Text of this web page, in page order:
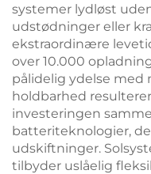
systemer lydløst
udstødninger eller
ekstraordinære
over 10.000
pålidelig ydelse med
holdbarhed
investeringen
batteriteknologier,
udskiftninger.
tilbyder uslåelig